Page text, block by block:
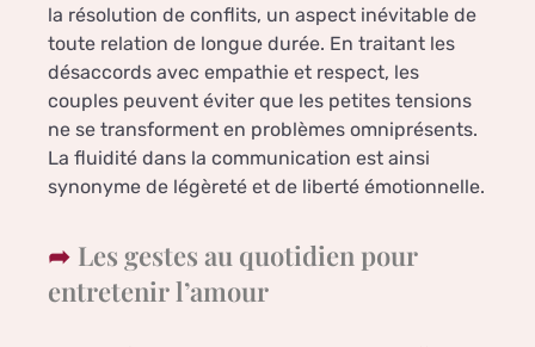
la résolution de conflits, un aspect inévitable de
toute relation de longue durée. En traitant les
désaccords avec empathie et respect, les
couples peuvent éviter que les petites tensions
ne se transforment en problèmes omniprésents.
La fluidité dans la communication est ainsi
synonyme de légèreté et de liberté émotionnelle.
Les gestes au quotidien pour
entretenir l’amour